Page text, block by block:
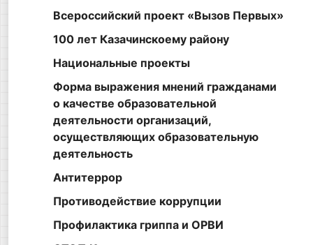
Всероссийский проект «Вызов Первых»
100 лет Казачинскоему району
Национальные проекты
Форма выражения мнений гражданами
о качестве образовательной
деятельности организаций,
осуществляющих образовательную
деятельность
Антитеррор
Противодействие коррупции
Профилактика гриппа и ОРВИ